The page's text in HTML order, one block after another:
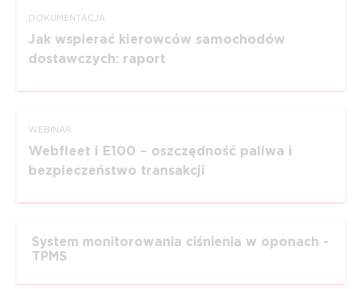
DOKUMEN­TACJA
Jak wspierać kierowców samochodów
dostawczych: raport
WEBINAR
Webfleet i E100 – oszczędność paliwa i
bezpieczeństwo transakcji
System monitorowania ciśnienia w oponach -
TPMS